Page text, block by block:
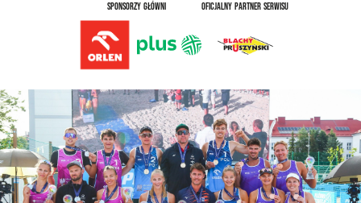
SPONSORZY GŁÓWNI OFICJALNY PARTNER SERWISU